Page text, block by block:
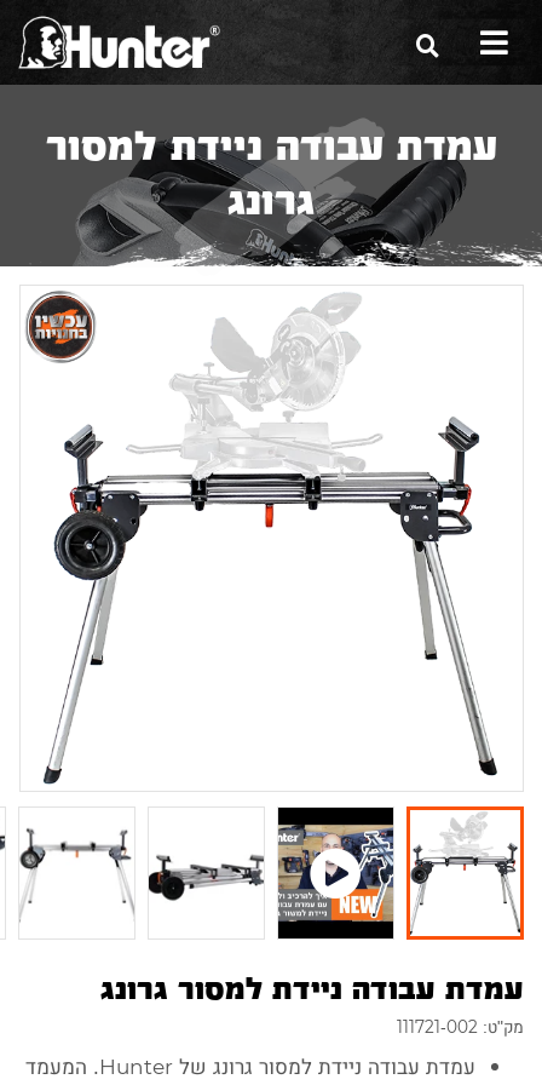
הכלים שלנו
משווקים
צור קשר
עמדת עבודה ניידת למסור
גרונג
עמדת עבודה ניידת למסור גרונג
מק"ט: 111721-002
עמדת עבודה ניידת למסור גרונג של Hunter. המעמד